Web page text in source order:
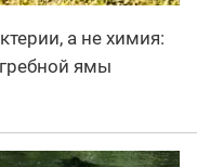
а не химия:
ямы